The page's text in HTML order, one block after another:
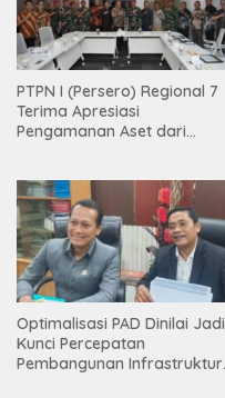
PTPN I (Persero) Regional 7
Terima Apresiasi
Pengamanan Aset dari
Optimalisasi PAD Dinilai Jadi
Kunci Percepatan
Pembangunan Infrastruktur